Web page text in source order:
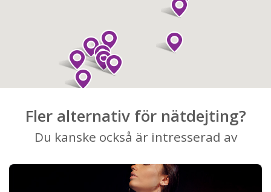
Fler alternativ för nätdejting?
Du kanske också är intresserad av